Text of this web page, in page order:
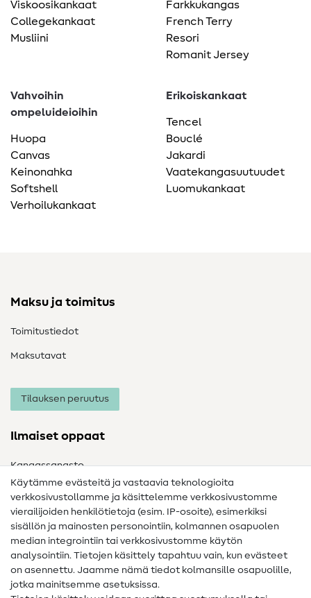
Viskoosikankaat
Collegekankaat
Musliini
Farkkukangas
French Terry
Resori
Romanit Jersey
Vahvoihin
ompeluideioihin
Huopa
Canvas
Keinonahka
Softshell
Verhoilukankaat
Erikoiskankaat
Tencel
Bouclé
Jakardi
Vaatekangasuutuudet
Luomukankaat
Maksu ja toimitus
Toimitustiedot
Maksutavat
Tilauksen peruutus
Ilmaiset oppaat
Kangassanasto
Ompelusanasto
Ompeluohjeet
Apua ja yhteystiedot
Yhteystiedot
Tietoa omistajanvaihdoksesta
Käytämme evästeitä ja vastaavia teknologioita
verkkosivustollamme ja käsittelemme verkkosivustomme
vierailijoiden henkilötietoja (esim. IP-osoite), esimerkiksi
sisällön ja mainosten personointiin, kolmannen osapuolen
median integrointiin tai verkkosivustomme käytön
analysointiin. Tietojen käsittely tapahtuu vain, kun evästeet
on asennettu. Jaamme nämä tiedot kolmansille osapuolille,
jotka mainitsemme asetuksissa.